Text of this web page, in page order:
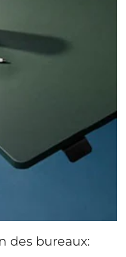
des bureaux: